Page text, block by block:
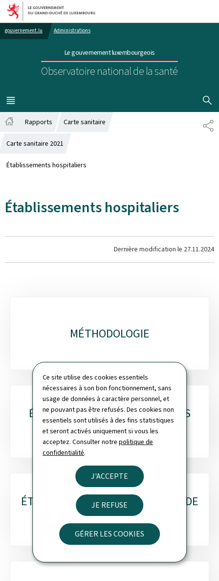
Ce site utilise des cookies essentiels
nécessaires à son bon fonctionnement, sans
usage de données à caractère personnel, et
ne pouvant pas être refusés. Des cookies non
essentiels sont utilisés à des fins statistiques
et seront activés uniquement si vous les
acceptez. Consulter notrepolitique de
confidentialité.
J'ACCEPTE
JE REFUSE
GÉRER LES COOKIES
Aller au menu principal
Aller au contenu
gouvernement.lu Administrations
Le gouvernement luxembourgeois
Observatoire national de la santé
MENU
PRINCIPAL
Rapports Carte sanitaire
Carte sanitaire 2021
Établissements hospitaliers
Établissements hospitaliers
Dernière modification le 27.11.2024
MÉTHODOLOGIE
ÉTABLISSEMENTS HOSPITALIERS
AIGUS
ÉTABLISSEMENTS HOSPITALIERS DE
MOYEN SÉJOUR